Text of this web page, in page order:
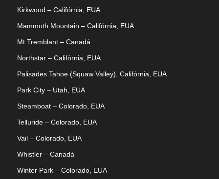
Kirkwood – Califórnia, EUA
Mammoth Mountain – Califórnia, EUA
Mt Tremblant – Canadá
Northstar – Califórnia, EUA
Palisades Tahoe (Squaw Valley), Califórnia, EUA
Park City – Utah, EUA
Steamboat – Colorado, EUA
Telluride – Colorado, EUA
Vail – Colorado, EUA
Whistler – Canadá
Winter Park – Colorado, EUA